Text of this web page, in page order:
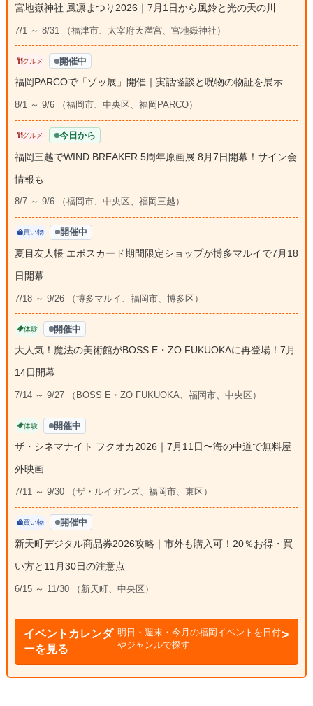
宮地嶽神社 風凛まつり2026｜7月1日から風鈴と光の天の川
7/1 ～ 8/31 （福津市、太宰府天満宮、宮地嶽神社）
グルメ 開催中
福岡PARCOで「ゾッ展」開催｜実話怪談と呪物の物証を展示
8/1 ～ 9/6 （福岡市、中央区、福岡PARCO）
グルメ 今日から
福岡三越でWIND BREAKER 5周年原画展 8月7日開幕！サイン会
情報も
8/7 ～ 9/6 （福岡市、中央区、福岡三越）
買い物 開催中
夏目友人帳 エポスカード期間限定ショップが博多マルイで7月18
日開幕
7/18 ～ 9/26 （博多マルイ、福岡市、博多区）
体験 開催中
大人気！魔法の美術館がBOSS E・ZO FUKUOKAに再登場！7月
14日開幕
7/14 ～ 9/27 （BOSS E・ZO FUKUOKA、福岡市、中央区）
体験 開催中
ザ・シネマナイト フクオカ2026｜7月11日〜海の中道で無料屋
外映画
7/11 ～ 9/30 （ザ・ルイガンズ、福岡市、東区）
買い物 開催中
新天町デジタル商品券2026攻略｜市外も購入可！20％お得・買
い方と11月30日の注意点
6/15 ～ 11/30 （新天町、中央区）
イベントカレンダ
ーを見る
明日・週末・今月の福岡イベントを日付
やジャンルで探す